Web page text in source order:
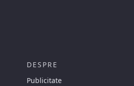
DESPRE
Publicitate